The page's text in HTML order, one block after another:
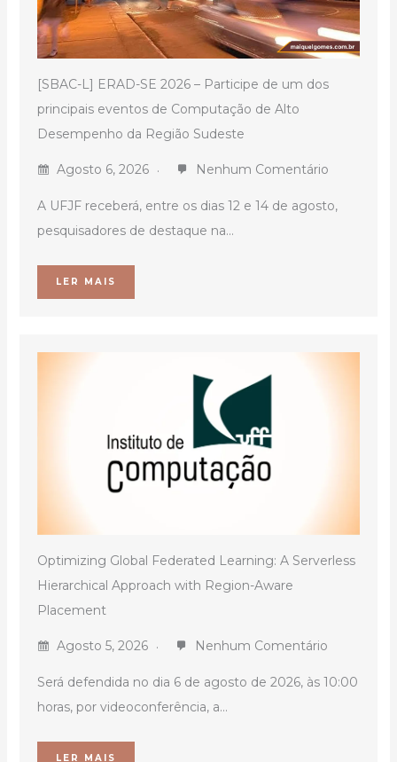
[SBAC-L] ERAD-SE 2026 – Participe de um dos
principais eventos de Computação de Alto
Desempenho da Região Sudeste
Agosto 6, 2026 Nenhum Comentário
A UFJF receberá, entre os dias 12 e 14 de agosto,
pesquisadores de destaque na...
LER MAIS
Optimizing Global Federated Learning: A Serverless
Hierarchical Approach with Region-Aware
Placement
Agosto 5, 2026 Nenhum Comentário
Será defendida no dia 6 de agosto de 2026, às 10:00
horas, por videoconferência, a...
LER MAIS